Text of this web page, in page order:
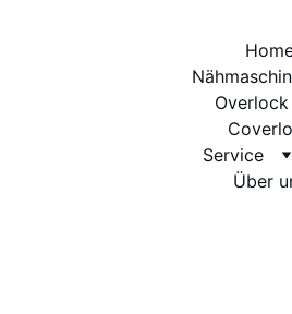
Overlock
Service
Über